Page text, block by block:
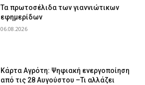
Τα πρωτοσέλιδα των γιαννιώτικων
εφημερίδων
06.08.2026
Κάρτα Αγρότη: Ψηφιακή ενεργοποίηση
από τις 28 Αυγούστου –Τι αλλάζει